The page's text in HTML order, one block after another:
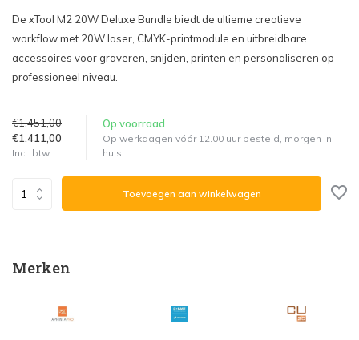
De xTool M2 20W Deluxe Bundle biedt de ultieme creatieve
workflow met 20W laser, CMYK-printmodule en uitbreidbare
accessoires voor graveren, snijden, printen en personaliseren op
professioneel niveau.
€1.451,00
€1.411,00
Incl. btw
Op voorraad
Op werkdagen vóór 12.00 uur besteld, morgen in
huis!
Toevoegen aan winkelwagen
Merken